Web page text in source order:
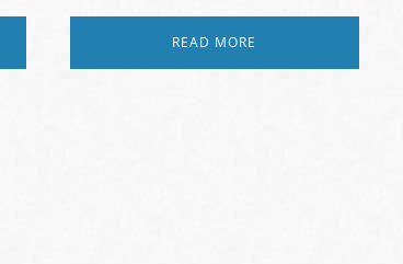
READ MORE